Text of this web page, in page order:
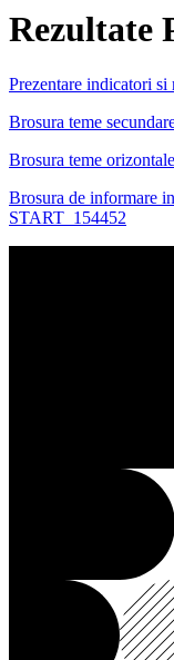
Rezultate
Prezentare indicatori
Brosura teme
Brosura teme
Brosura de informare
START_154452